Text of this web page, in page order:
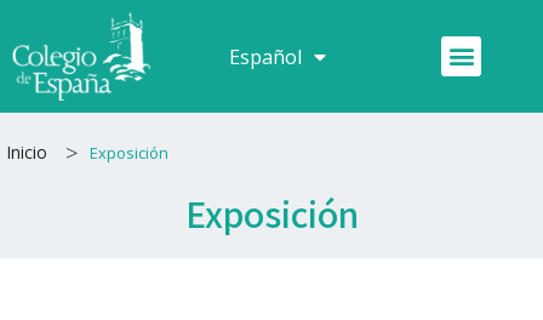
al
contenido
Español
Français Menú
Inicio > Exposición
Exposición